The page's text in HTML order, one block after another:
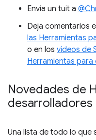
Envía un tuit a
Deja comentarios
las Herramientas
o en los videos de
Herramientas
Novedades de
desarrolladores
Una lista de todo lo que